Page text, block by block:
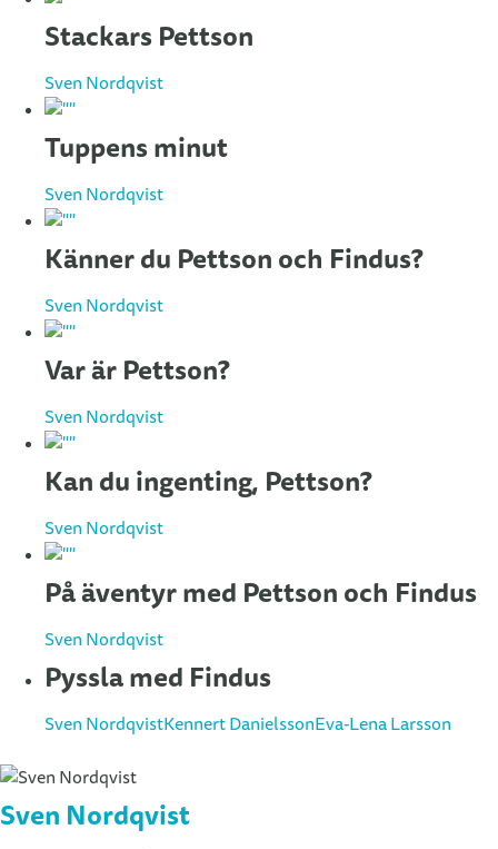
Stackars Pettson
Sven Nordqvist
Tuppens minut
Sven Nordqvist
Känner du Pettson och Findus?
Sven Nordqvist
Var är Pettson?
Sven Nordqvist
Kan du ingenting, Pettson?
Sven Nordqvist
På äventyr med Pettson och Findus
Sven Nordqvist
Pyssla med Findus
Sven NordqvistKennert DanielssonEva-Lena Larsson
Sven Nordqvist